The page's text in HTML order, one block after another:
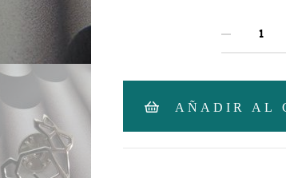
AÑADIR AL